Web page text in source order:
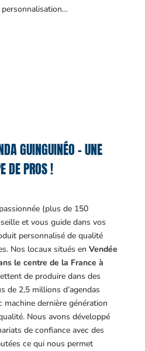
personnalisation…
GUINGUINÉO – UNE
DE PROS !
(plus de 150
et vous guide dans vos
personnalisé de qualité
Nos locaux situés en Vendée
le centre de la France à
de produire dans des
de 2,5 millions d’agendas
machine dernière génération
Nous avons développé
de confiance avec des
ce qui nous permet